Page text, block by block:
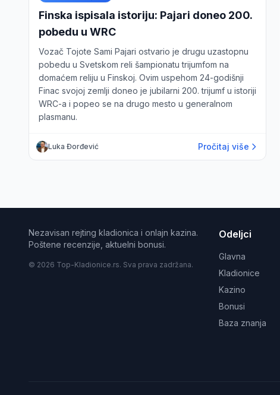
Finska ispisala istoriju: Pajari doneo 200.
pobedu u WRC
Vozač Tojote Sami Pajari ostvario je drugu uzastopnu
pobedu u Svetskom reli šampionatu trijumfom na
domaćem reliju u Finskoj. Ovim uspehom 24-godišnji
Finac svojoj zemlji doneo je jubilarni 200. trijumf u istoriji
WRC-a i popeo se na drugo mesto u generalnom
plasmanu.
Luka Đorđević Pročitaj više
Nezavisan rejting kladionica i onlajn kazina.
Poštene recenzije, aktuelni bonusi.
© 2026 Top-Kladionice.rs. Sva prava zadržana.
Odeljci
Glavna
Kladionice
Kazino
Bonusi
Baza znanja